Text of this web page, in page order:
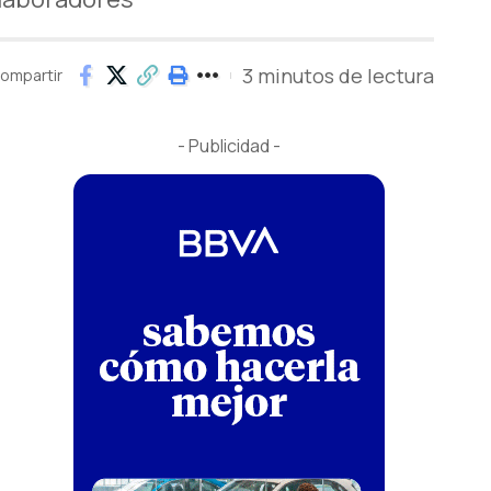
3 minutos de lectura
- Publicidad -